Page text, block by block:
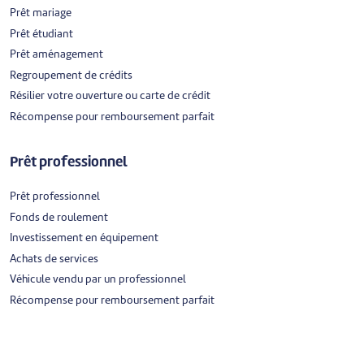
Prêt mariage
Prêt étudiant
Prêt aménagement
Regroupement de crédits
Résilier votre ouverture ou carte de crédit
Récompense pour remboursement parfait
Prêt professionnel
Prêt professionnel
Fonds de roulement
Investissement en équipement
Achats de services
Véhicule vendu par un professionnel
Récompense pour remboursement parfait